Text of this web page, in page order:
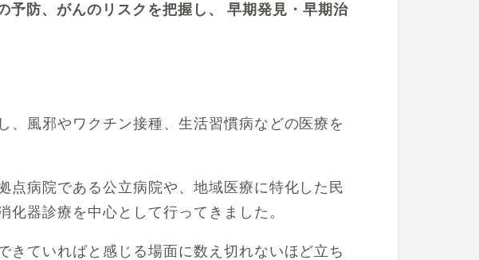
予防、がんのリスクを把握し、 早期発見・早期治
、風邪やワクチン接種、生活習慣病などの医療を
点病院である公立病院や、地域医療に特化した民
器診療を中心として行ってきました。
きていればと感じる場面に数え切れないほど立ち